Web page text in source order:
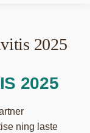
2025
2025
ning laste